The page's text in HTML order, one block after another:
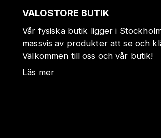
VALOSTORE BUTIK
Vår fysiska butik ligger i
massvis av produkter att se och
Välkommen till oss och vår butik!
Läs mer